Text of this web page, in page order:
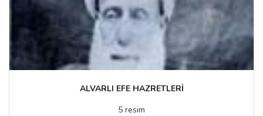
ALVARLI EFE HAZRETLERİ
5 resim